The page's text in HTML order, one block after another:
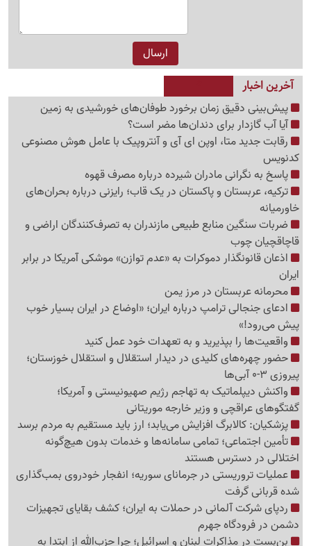
آخرین اخبار
پیش‌بینی دقیق زمان برخورد طوفان‌های خورشیدی به زمین
آیا آب گازدار برای دندان‌ها مضر است؟
رقابت جدید متا، اوپن ای آی و آنتروپیک با عامل هوش مصنوعی
کدنویس
پاسخ به نگرانی مادران شیرده درباره مصرف قهوه
ترکیه، عربستان و پاکستان در یک قاب؛ رایزنی درباره بحران‌های
خاورمیانه
ضربات سنگین منابع طبیعی مازندران به تصرف‌کنندگان اراضی و
قاچاقچیان چوب
اذعان قانونگذار دموکرات به «عدم توازن» موشکی آمریکا در برابر
ایران
محرمانه عربستان در مرز یمن
ادعای جنجالی ترامپ درباره ایران؛ «اوضاع در ایران بسیار خوب
پیش می‌رود!»
واقعیت‌ها را بپذیرید و به تعهدات خود عمل کنید
حضور چهره‌های کلیدی در دیدار استقلال و استقلال خوزستان؛
پیروزی 3-0 آبی‌ها
واکنش دیپلماتیک به تهاجم رژیم صهیونیستی و آمریکا؛
گفتگوهای عراقچی و وزیر خارجه موریتانی
پزشکیان: کالابرگ افزایش می‌یابد؛ ارز باید مستقیم به مردم برسد
تأمین اجتماعی؛ تمامی سامانه‌ها و خدمات بدون هیچ‌گونه
اختلالی در دسترس هستند
عملیات تروریستی در جرمانای سوریه؛ انفجار خودروی بمب‌گذاری
شده قربانی گرفت
ردپای شرکت آلمانی در حملات به ایران؛ کشف بقایای تجهیزات
دشمن در فرودگاه جهرم
بن‌بست در مذاکرات لبنان و اسرائیل؛ چرا حزب‌الله از ابتدا به